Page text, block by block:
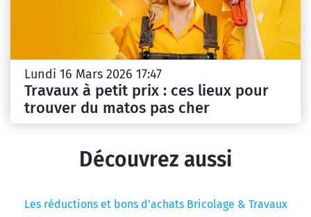
Lundi 16 Mars 2026 17:47
Travaux à petit prix : ces lieux pour
trouver du matos pas cher
Découvrez aussi
Les réductions et bons d’achats Bricolage & Travaux